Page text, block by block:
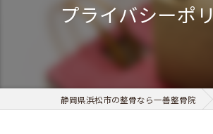
プライバシーポ
静岡県浜松市の整骨なら一善整骨院